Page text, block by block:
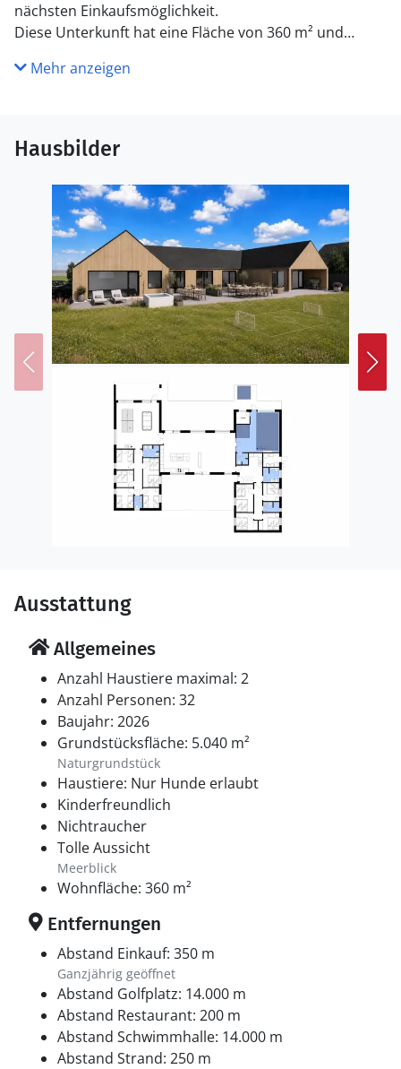
nächsten Einkaufsmöglichkeit.
Diese Unterkunft hat eine Fläche von 360 m² und
Mehr anzeigen
Hausbilder
Ausstattung
Allgemeines
Anzahl Haustiere maximal: 2
Anzahl Personen: 32
Baujahr: 2026
Grundstücksfläche: 5.040 m²
Naturgrundstück
Haustiere: Nur Hunde erlaubt
Kinderfreundlich
Nichtraucher
Tolle Aussicht
Meerblick
Wohnfläche: 360 m²
Entfernungen
Abstand Einkauf: 350 m
Ganzjährig geöffnet
Abstand Golfplatz: 14.000 m
Abstand Restaurant: 200 m
Abstand Schwimmhalle: 14.000 m
Abstand Strand: 250 m